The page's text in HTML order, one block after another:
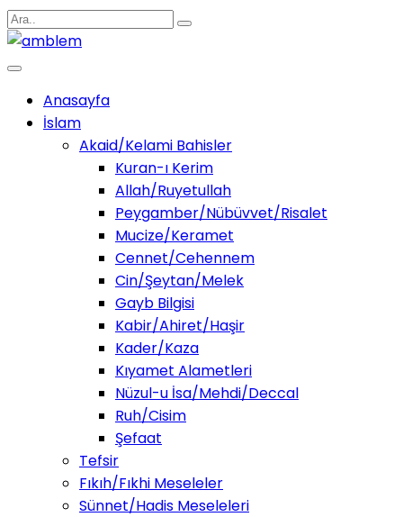
Anasayfa
İslam
Akaid/Kelami Bahisler
Kuran-ı Kerim
Allah/Ruyetullah
Peygamber/Nübüvvet/Risalet
Mucize/Keramet
Cennet/Cehennem
Cin/Şeytan/Melek
Gayb Bilgisi
Kabir/Ahiret/Haşir
Kader/Kaza
Kıyamet Alametleri
Nüzul-u İsa/Mehdi/Deccal
Ruh/Cisim
Şefaat
Tefsir
Fıkıh/Fıkhi Meseleler
Sünnet/Hadis Meseleleri